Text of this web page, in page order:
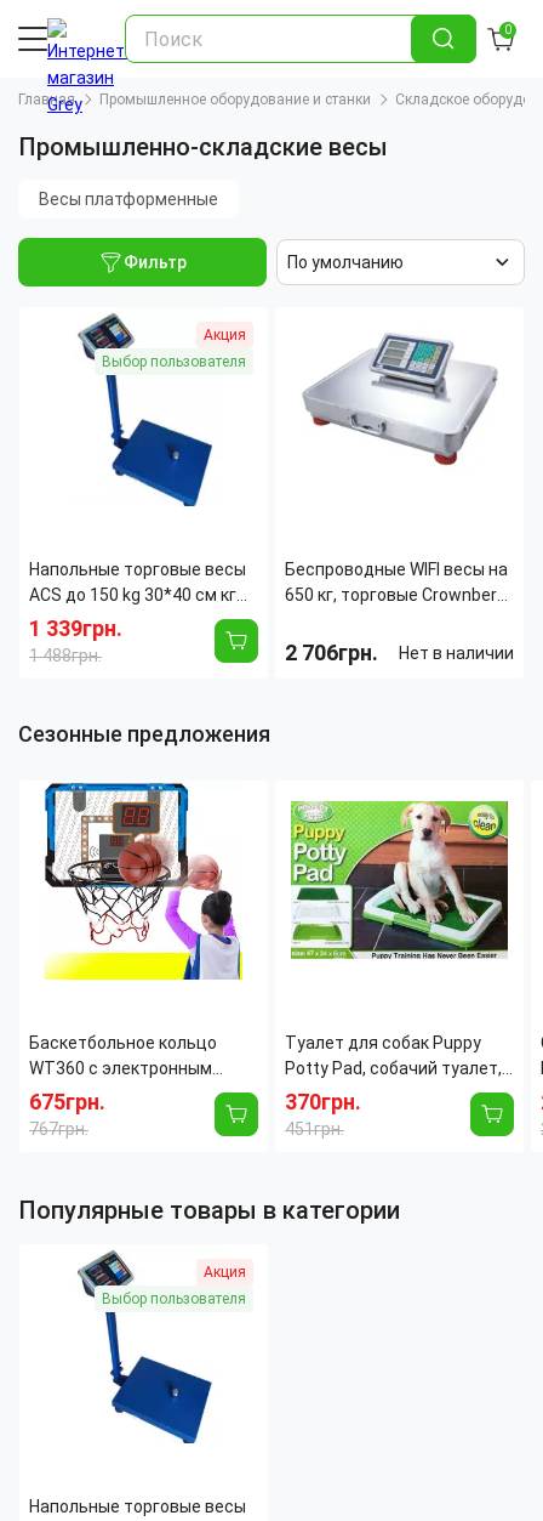
0
Главная Промышленное оборудование и станки Складское
Промышленно-складские весы
Весы платформенные
Фильтр По умолчанию
Акция
Выбор пользователя
Напольные торговые весы
ACS до 150 kg 30*40 cм кг
усиленные металлическая
голова 6v
1 339грн.
1 488грн.
Тип
Электронное
Тип весов:Торговые
Максимальная рабочая
температура:
Беспроводные WIFI весы на
650 кг, торговые Crownberg
платформы 42х52 см
2 706грн. Нет в наличии
Высота:100 мм
Сезонные предложения
​​​​​​​Баскетбольное кольцо
WT360 с электронным
табло, светом и звуком,
щит 39×28 см, мяч Ø25 см
675грн.
767грн.
Туалет для собак Puppy
Potty Pad, собачий туалет,
лоток для собак, туалет
для щенков домашний
туалет для собак
370грн.
451грн.
Популярные товары в категории
Акция
Выбор пользователя
Напольные торговые весы